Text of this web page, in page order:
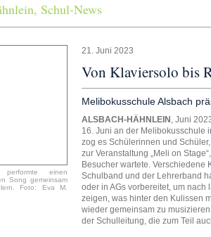
, Schul-News
performte einen
Song gemeinsam
Foto: Eva M.
21. Juni 2023
Von Klaviersolo bis
Melibokusschule Alsbach
ALSBACH-HÄHNLEIN , Juni
16. Juni an der Melibokusschule
zog es Schülerinnen und
zur Veranstaltung „Meli on
Besucher wartete. Verschiedene
Schulband und der Lehrerband
oder in AGs vorbereitet, um
zeigen, was hinter den Kulissen
wieder gemeinsam zu
der Schulleitung, die zum Teil